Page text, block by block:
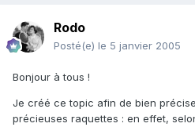
Rodo
Posté(e) le 5 janvier 2005
Bonjour à tous !
Je créé ce topic afin de bien
précieuses raquettes : en effet,